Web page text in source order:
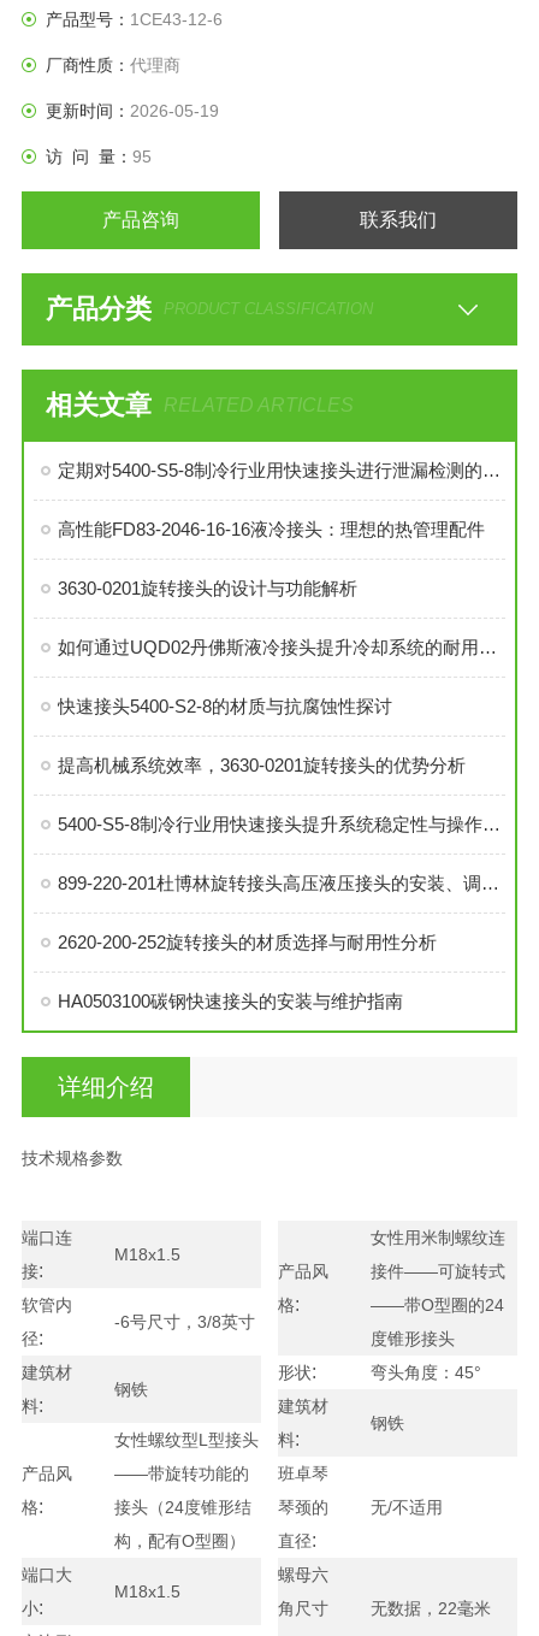
产品型号： 1CE43-12-6
厂商性质： 代理商
更新时间： 2026-05-19
访 问 量： 95
产品咨询 联系我们
产品分类 PRODUCT CLASSIFICATION
相关文章 RELATED ARTICLES
定期对5400-S5-8制冷行业用快速接头进行泄漏检测的必要性与操作方法
高性能FD83-2046-16-16液冷接头：理想的热管理配件
3630-0201旋转接头的设计与功能解析
如何通过UQD02丹佛斯液冷接头提升冷却系统的耐用性？
快速接头5400-S2-8的材质与抗腐蚀性探讨
提高机械系统效率，3630-0201旋转接头的优势分析
5400-S5-8制冷行业用快速接头提升系统稳定性与操作便捷性
899-220-201杜博林旋转接头高压液压接头的安装、调试与维护技巧
2620-200-252旋转接头的材质选择与耐用性分析
HA0503100碳钢快速接头的安装与维护指南
详细介绍
技术规格参数
端口连
接:
M18x1.5
软管内
径:
-6号尺寸，3/8英寸
建筑材
料:
钢铁
产品风
格:
女性螺纹型L型接头
——带旋转功能的
接头（24度锥形结
构，配有O型圈）
端口大
小:
M18x1.5
产品风
格:
女性用米制螺纹连
接件——可旋转式
——带O型圈的24
度锥形接头
形状:
弯头角度：45°
建筑材
料:
钢铁
班卓琴
琴颈的
直径:
无/不适用
螺母六
角尺寸
无数据，22毫米